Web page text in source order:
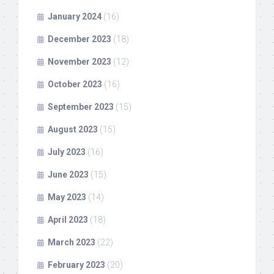
January 2024 (16)
December 2023 (18)
November 2023 (12)
October 2023 (16)
September 2023 (15)
August 2023 (15)
July 2023 (16)
June 2023 (15)
May 2023 (14)
April 2023 (18)
March 2023 (22)
February 2023 (20)